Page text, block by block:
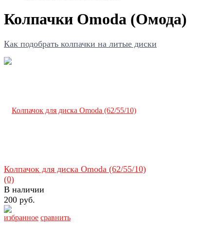
Колпачки Omoda (Омода)
Как подобрать колпачки на литые диски
избранное сравнить
Колпачок для диска Omoda (62/55/10)
(0)
В наличии
200 руб.